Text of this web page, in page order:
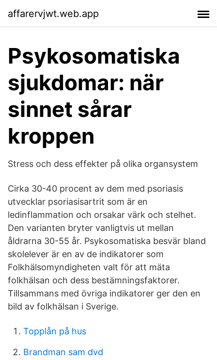
affarervjwt.web.app
Psykosomatiska
sjukdomar: när
sinnet sårar
kroppen
Stress och dess effekter på olika organsystem
Cirka 30-40 procent av dem med psoriasis
utvecklar psoriasisartrit som är en
ledinflammation och orsakar värk och stelhet.
Den varianten bryter vanligtvis ut mellan
åldrarna 30-55 år. Psykosomatiska besvär bland
skolelever är en av de indikatorer som
Folkhälsomyndigheten valt för att mäta
folkhälsan och dess bestämningsfaktorer.
Tillsammans med övriga indikatorer ger den en
bild av folkhälsan i Sverige.
Topplån på hus
Brandman sam dvd